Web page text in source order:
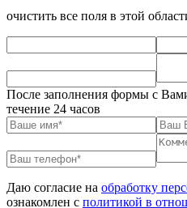
очистить все поля в этой
После заполнения формы с
течение 24 часов
Даю согласие на обработку
ознакомлен с политикой в